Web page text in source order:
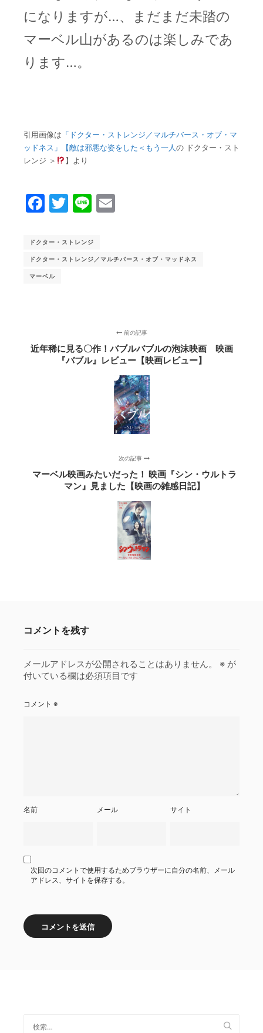
になりますが…、まだまだ未踏の
マーベル山があるのは楽しみであ
ります…。
引用画像は 「ドクター・ストレンジ／マルチバース・オブ・マ
ッドネス」【敵は邪悪な姿をした＜もう一人の ドクター・スト
レンジ ＞
】より
Facebook
Twitter
Line
ドクター・ストレンジ
ドクター・ストレンジ／マルチバース・オブ・マッドネス
マーベル
前の記事
近年稀に見る〇作！バブルバブルの泡沫映画 映画
『バブル』レビュー【映画レビュー】
次の記事
マーベル映画みたいだった！ 映画『シン・ウルトラ
マン』見ました【映画の雑感日記】
コメントを残す
メールアドレスが公開されることはありません。 ※ が
付いている欄は必須項目です
コメント ※
名前 メール サイト
次回のコメントで使用するためブラウザーに自分の名前、メール
アドレス、サイトを保存する。